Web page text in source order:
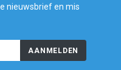
nieuwsbrief en mis
AANMELDEN